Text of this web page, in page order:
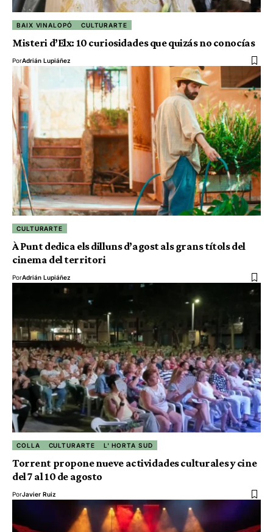
BAIX VINALOPÓ CULTURARTE
Misteri d’Elx: 10 curiosidades que quizás no conocías
PorAdrián Lupiáñez
CULTURARTE
À Punt dedica els dilluns d’agost als grans títols del
cinema del territori
PorAdrián Lupiáñez
COLLA CULTURARTE L' HORTA SUD
Torrent propone nueve actividades culturales y cine
del 7 al 10 de agosto
PorJavier Ruiz